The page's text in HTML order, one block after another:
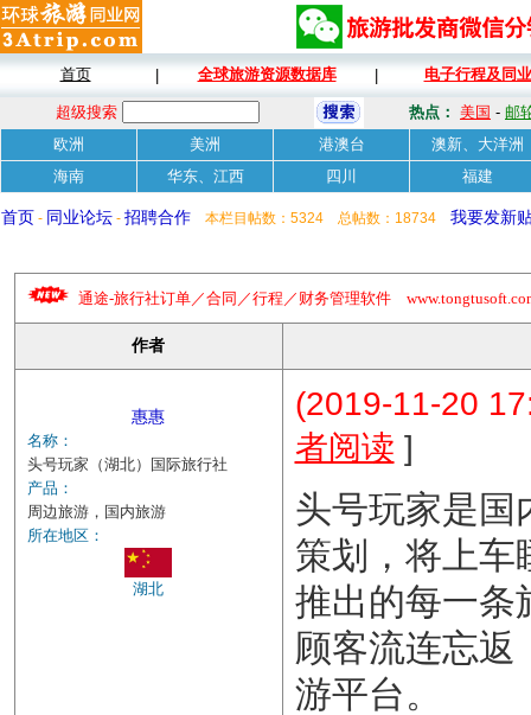
首页 全球旅游资源数据库 电子行程及同
超级搜索 热点： 美国 - 邮
欧洲
美洲 港澳台
澳新、大洋洲
海南
华东、江西 四川 福建
首页 - 同业论坛 - 招聘合作 本栏目帖数：5324 总帖数：18734 我要发新
通途-旅行社订单／合同／行程／财务管理软件
作者
惠惠
名称：
头号玩家（湖北）国际旅行社
产品：
周边旅游，国内旅游
所在地区：
湖北
(2019-11-20
者阅读 ]
头号玩家是国
策划，将上车
推出的每一条
顾客流连忘返
游平台。